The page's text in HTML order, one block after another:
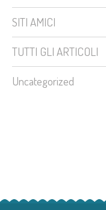
SITI AMICI
TUTTI GLI ARTICOLI
Uncategorized